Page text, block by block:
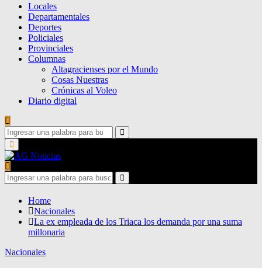
Locales
Departamentales
Deportes
Policiales
Provinciales
Columnas
Altagracienses por el Mundo
Cosas Nuestras
Crónicas al Voleo
Diario digital
Search
for:
Search
Primary
Menu
Search
for:
Search
Home
Nacionales
La ex empleada de los Triaca los demanda por una suma
millonaria
Nacionales